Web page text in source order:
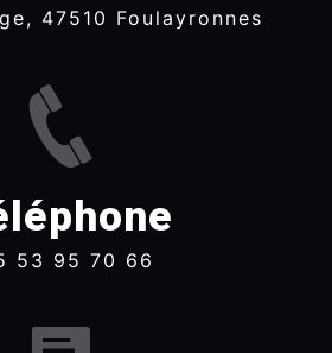
47510 Foulayronnes
53 95 70 66